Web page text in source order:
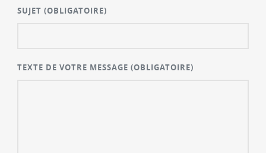
SUJET(OBLIGATOIRE)
TEXTE DE VOTRE MESSAGE(OBLIGATOIRE)